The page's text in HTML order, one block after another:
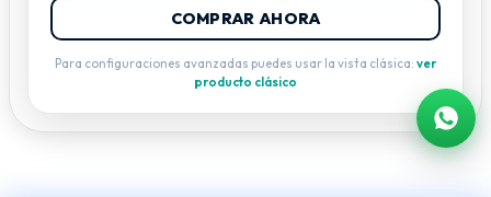
COMPRAR AHORA
Para configuraciones avanzadas puedes usar la vista clásica: ver
producto clásico